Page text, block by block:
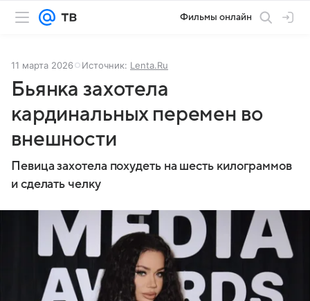
Фильмы онлайн
11 марта 2026 Источник: Lenta.Ru
Бьянка захотела
кардинальных перемен во
внешности
Певица захотела похудеть на шесть килограммов
и сделать челку